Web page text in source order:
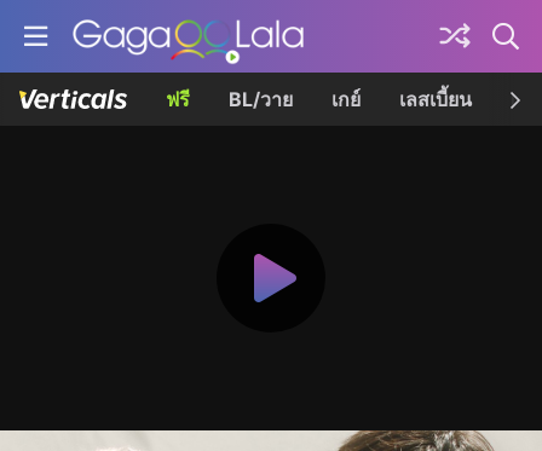
ฟรี BL/วาย เกย์ เลสเบี้ยน เค